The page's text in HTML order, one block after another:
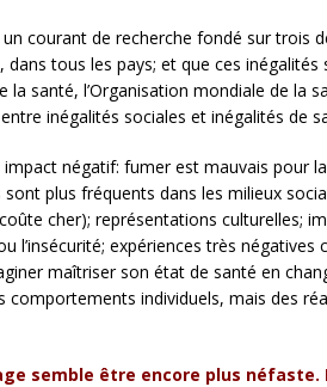
courant de recherche fondé sur trois
tous les pays; et que ces inégalités
santé, l’Organisation mondiale de la
inégalités sociales et inégalités de
négatif: fumer est mauvais pour
plus fréquents dans les milieux
cher); représentations culturelles;
expériences très
maîtriser son état de santé en
individuels, mais des
semble être encore plus néfaste.